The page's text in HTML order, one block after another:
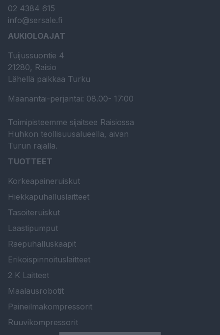
02 4384 615
info@sersale.fi
AUKIOLOAJAT
Tuijussuontie 4
21280, Raisio
Lähellä paikkaa Turku
Maanantai-perjantai: 08.00- 17:00
Toimipisteemme sijaitsee Raisiossa
Huhkon teollisuusalueella, aivan
Turun rajalla.
TUOTTEET
Korkeapaineruiskut
Hiekkapuhalluslaitteet
Tasoiteruiskut
Laastipumput
Raepuhalluskaapit
Erikoispinnoituslaitteet
2 K Laitteet
Maalausrobotit
Paineilmakompressorit
Ruuvikompressorit